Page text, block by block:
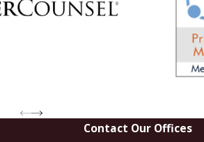
Contact Our Offices